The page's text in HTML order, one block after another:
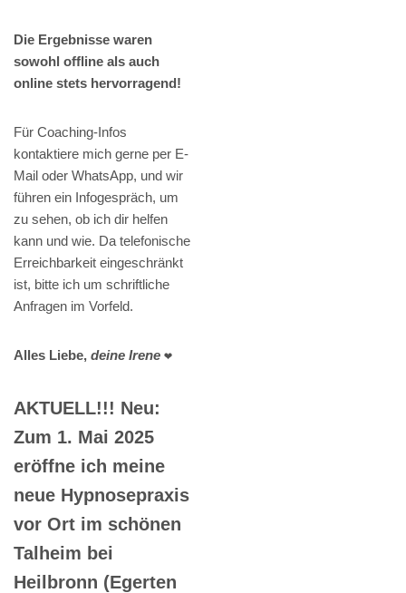
Die Ergebnisse waren
sowohl offline als auch
online stets hervorragend!
Für Coaching-Infos
kontaktiere mich gerne per E-
Mail oder WhatsApp, und wir
führen ein Infogespräch, um
zu sehen, ob ich dir helfen
kann und wie. Da telefonische
Erreichbarkeit eingeschränkt
ist, bitte ich um schriftliche
Anfragen im Vorfeld.
Alles Liebe, deine Irene ❤️
AKTUELL!!! Neu:
Zum 1. Mai 2025
eröffne ich meine
neue Hypnosepraxis
vor Ort im schönen
Talheim bei
Heilbronn (Egerten